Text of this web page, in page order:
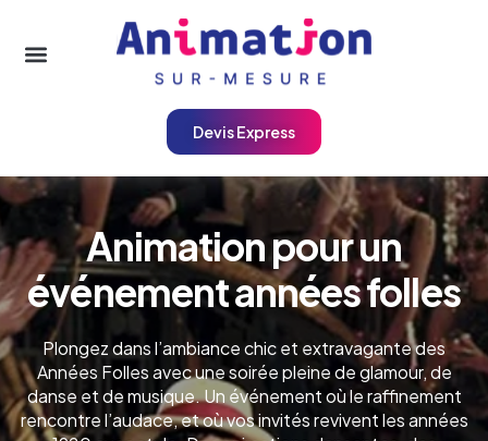
Devis Express
Animation pour un
événement années folles
Plongez dans l’ambiance chic et extravagante des
Années Folles avec une soirée pleine de glamour, de
danse et de musique. Un événement où le raffinement
rencontre l’audace, et où vos invités revivent les années